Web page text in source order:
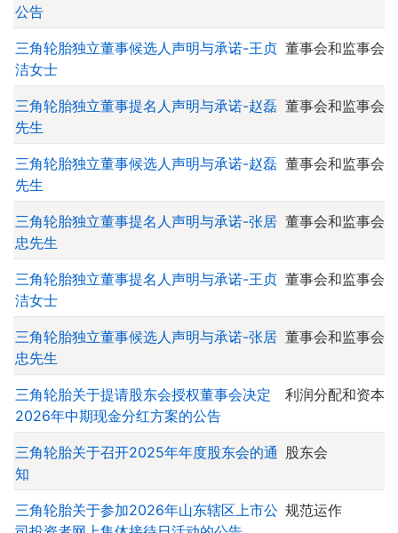
公告
三角轮胎独立董事候选人声明与承诺-王贞
洁女士
董事会和监事会
三角轮胎独立董事提名人声明与承诺-赵磊
先生
董事会和监事会
三角轮胎独立董事候选人声明与承诺-赵磊
先生
董事会和监事会
三角轮胎独立董事提名人声明与承诺-张居
忠先生
董事会和监事会
三角轮胎独立董事提名人声明与承诺-王贞
洁女士
董事会和监事会
三角轮胎独立董事候选人声明与承诺-张居
忠先生
董事会和监事会
三角轮胎关于提请股东会授权董事会决定
2026年中期现金分红方案的公告
利润分配和资本
三角轮胎关于召开2025年年度股东会的通
知
股东会
三角轮胎关于参加2026年山东辖区上市公 规范运作